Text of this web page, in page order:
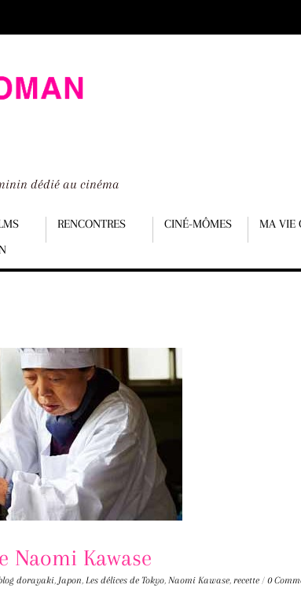
dédié au cinéma
RENCONTRES CINÉ-MÔMES
MA VIE
Naomi Kawase
dorayaki, Japon, Les délices de Tokyo, Naomi Kawase, recette / 0